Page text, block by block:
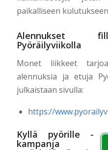
paikalliseen
Alennukset
Pyöräilyviikolla
Monet liikkeet
alennuksia ja etuja
julkaistaan sivulla:
https://
Kyllä pyörille -
kampanja